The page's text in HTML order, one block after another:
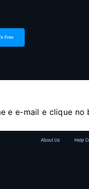
e e-mail e clique